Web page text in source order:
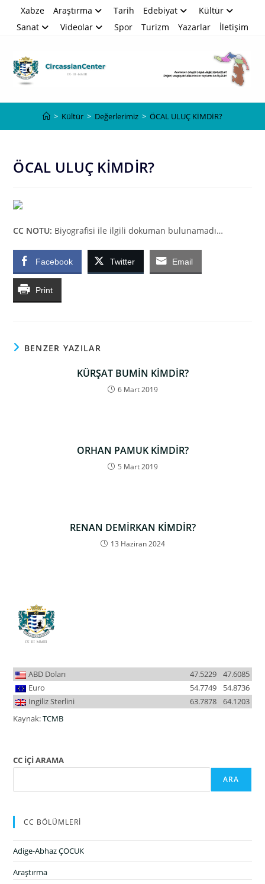
Xabze Araştırma Tarih Edebiyat
Kültür
Sanat
Videolar Spor Turizm Yazarlar İletişim
> Kültür > Değerlerimiz > ÖCAL ULUÇ KİMDİR?
ÖCAL ULUÇ KİMDİR?
CC NOTU: Biyografisi ile ilgili dokuman bulunamadı…
Facebook Twitter Email
Print
BENZER YAZILAR
KÜRŞAT BUMİN KİMDİR?
6 Mart 2019
ORHAN PAMUK KİMDİR?
5 Mart 2019
RENAN DEMİRKAN KİMDİR?
13 Haziran 2024
ABD Doları 47.6085
47.5229
Euro
54.8736
54.7749
İngiliz Sterlini
64.1203
63.7878
Kaynak:TCMB
CC İÇİ ARAMA
ARA
CC BÖLÜMLERİ
Adige-Abhaz ÇOCUK
Araştırma